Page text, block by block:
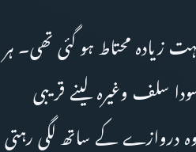
محتاط ہو گئی تھی۔ ہر
سلف وغیرہ لینے قریبی
وہ دروازے کے ساتھ لگی رہتی